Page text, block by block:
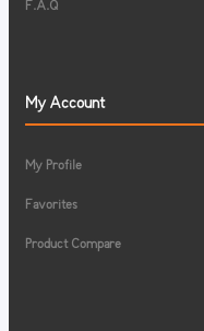
F.A.Q
My Account
My Profile
Favorites
Product Compare